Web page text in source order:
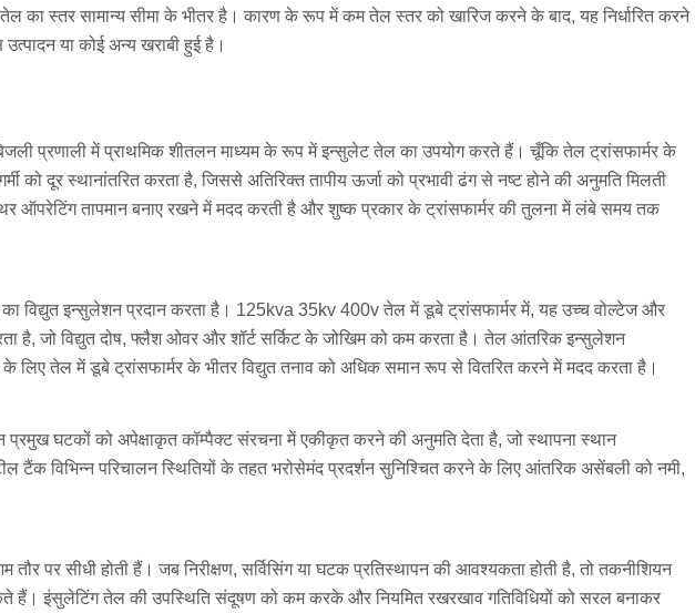
का स्तर सामान्य सीमा के भीतर है। कारण के रूप में कम तेल स्तर को खारिज करने के बाद, यह निर्धारित करने
या कोई अन्य खराबी हुई है।
प्रणाली में प्राथमिक शीतलन माध्यम के रूप में इन्सुलेट तेल का उपयोग करते हैं। चूँकि तेल ट्रांसफार्मर के
को दूर स्थानांतरित करता है, जिससे अतिरिक्त तापीय ऊर्जा को प्रभावी ढंग से नष्ट होने की अनुमति मिलती
ऑपरेटिंग तापमान बनाए रखने में मदद करती है और शुष्क प्रकार के ट्रांसफार्मर की तुलना में लंबे समय तक
विद्युत इन्सुलेशन प्रदान करता है। 125kva 35kv 400v तेल में डूबे ट्रांसफार्मर में, यह उच्च वोल्टेज और
है, जो विद्युत दोष, फ्लैश ओवर और शॉर्ट सर्किट के जोखिम को कम करता है। तेल आंतरिक इन्सुलेशन
के लिए तेल में डूबे ट्रांसफार्मर के भीतर विद्युत तनाव को अधिक समान रूप से वितरित करने में मदद करता है।
घटकों को अपेक्षाकृत कॉम्पैक्ट संरचना में एकीकृत करने की अनुमति देता है, जो स्थापना स्थान
विभिन्न परिचालन स्थितियों के तहत भरोसेमंद प्रदर्शन सुनिश्चित करने के लिए आंतरिक असेंबली को नमी,
पर सीधी होती हैं। जब निरीक्षण, सर्विसिंग या घटक प्रतिस्थापन की आवश्यकता होती है, तो तकनीशियन
इंसुलेटिंग तेल की उपस्थिति संदूषण को कम करके और नियमित रखरखाव गतिविधियों को सरल बनाकर